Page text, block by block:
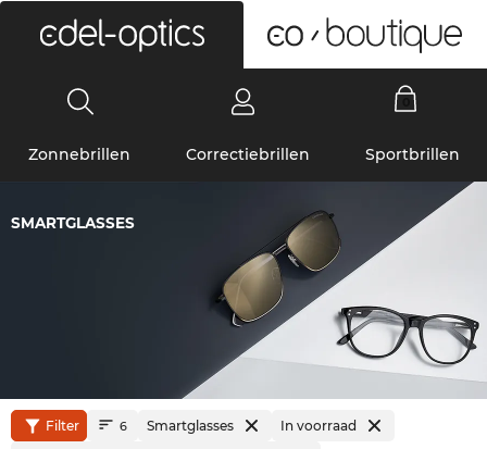
Zonnebrillen Correctiebrillen Sportbrillen
SMARTGLASSES
Filter 6 Smartglasses In voorraad